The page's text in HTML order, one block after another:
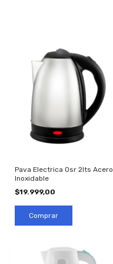
Pava Electrica Osr 2lts Acero
Inoxidable
$19.999,00